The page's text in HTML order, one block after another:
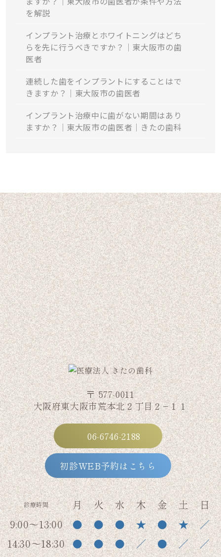
を解説
インプラント治療とホワイトニングはどち
らを先に行うべきですか？｜東大阪市の歯
医者
連続した歯をインプラントにすることはで
きますか？｜東大阪市の歯医者
インプラント治療中に歯がない期間はあり
ますか？｜東大阪市の歯医者｜きたの歯科
〒 577-0011
大阪府東大阪市荒本北２丁目２−１１
06-6746-2188
初診WEB予約はこちら
診療時間 月 火 水 木 金 土
日
9:00～13:00
● ● ● ★ ● ★
／
14:30～18:30 ● ● ● ／ ● ／ ／